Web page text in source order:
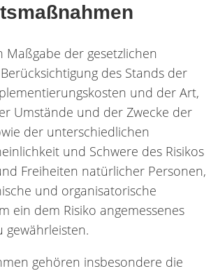
Maßgabe der gesetzlichen
des Stands der
und der Art,
Umstände und der Zwecke der
der unterschiedlichen
und Schwere des Risikos
Freiheiten natürlicher Personen,
und organisatorische
ein dem Risiko angemessenes
gewährleisten.
gehören insbesondere die